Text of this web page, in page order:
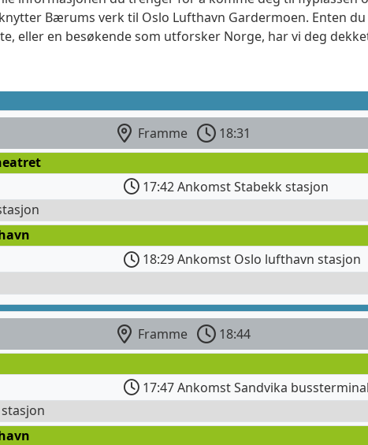
Bærums verk til Oslo Lufthavn Gardermoen. Enten
eller en besøkende som utforsker Norge, har vi deg
Framme
18:31
17:42 Ankomst Stabekk stasjon
18:29 Ankomst Oslo lufthavn stasjon
Framme
18:44
17:47 Ankomst Sandvika bussterminal